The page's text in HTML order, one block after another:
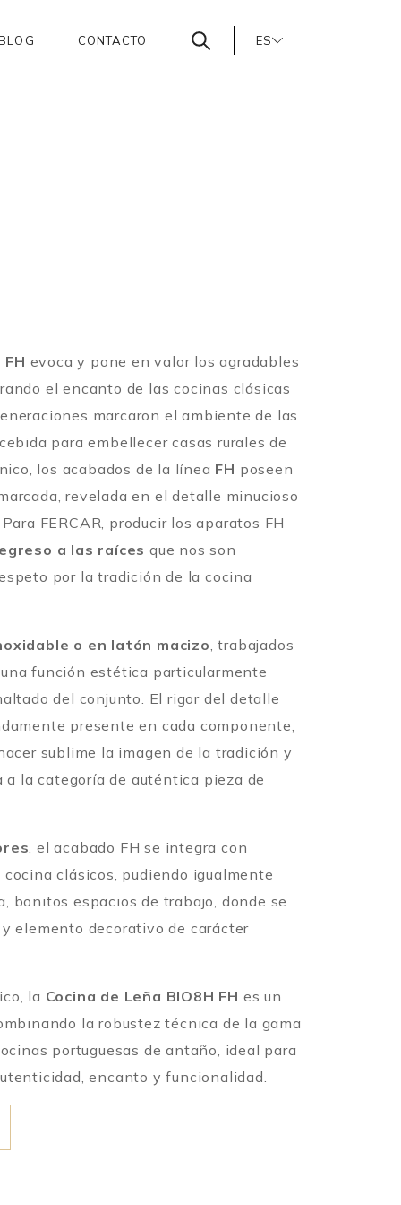
CONTACTO ES
PT
evoca y pone en valor los agradables
el encanto de las cocinas clásicas
marcaron el ambiente de las
para embellecer casas rurales de
los acabados de la línea FH poseen
revelada en el detalle minucioso
FERCAR, producir los aparatos FH
a las raíces que nos son
por la tradición de la cocina
o en latón macizo, trabajados
función estética particularmente
del conjunto. El rigor del detalle
presente en cada componente,
sublime la imagen de la tradición y
la categoría de auténtica pieza de
, el acabado FH se integra con
clásicos, pudiendo igualmente
bonitos espacios de trabajo, donde se
elemento decorativo de carácter
la Cocina de Leña BIO8H FH es un
la robustez técnica de la gama
portuguesas de antaño, ideal para
encanto y funcionalidad.